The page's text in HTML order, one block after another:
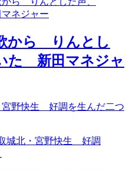
から りんとし
た 新田マネジャ
宮野快生 好調を生んだ二つ